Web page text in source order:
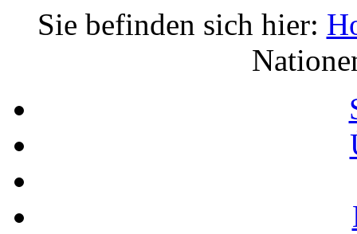
Sie befinden sich hier: